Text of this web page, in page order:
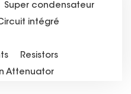
Super condensateur
intégré
Resistors
Attenuator